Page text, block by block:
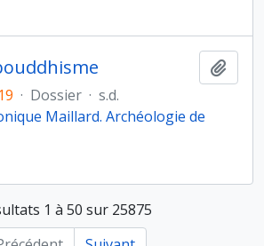
· Dossier · s.d.
Maillard. Archéologie de
1 à 50 sur 25875